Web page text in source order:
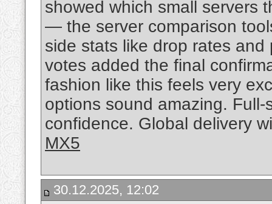
showed which small servers
— the server comparison
side stats like drop rates
votes added the final
fashion like this feels very
options sound amazing.
confidence. Global delivery
MX5
30.12.2025, 12:02